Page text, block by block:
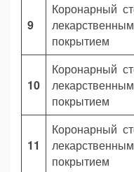
9
Коронарный
лекарственным
покрытием
10
Коронарный
лекарственным
покрытием
11
Коронарный
лекарственным
покрытием